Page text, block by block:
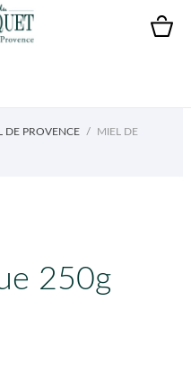
DE PROVENCE MIEL DE
250g